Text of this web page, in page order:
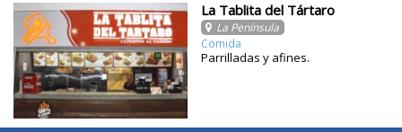
La Tablita del Tártaro
La Península
Comida
Parrilladas y afines.